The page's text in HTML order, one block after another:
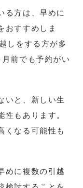
る方は、早めに
おすすめしま
しをする方が多
前でも予約がい
いと、新しい生
性もあります。
くなる可能性も
めに複数の引越